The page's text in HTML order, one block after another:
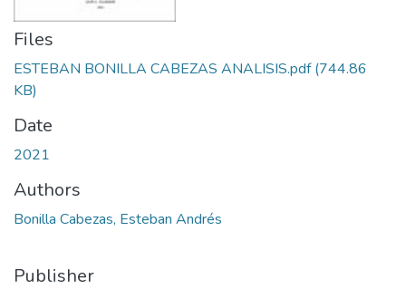
Files
ESTEBAN BONILLA CABEZAS ANALISIS.pdf(744.86
KB)
Date
2021
Authors
Bonilla Cabezas, Esteban Andrés
Publisher